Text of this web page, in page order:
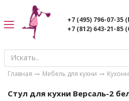
+7 (495) 796-07-35
+7 (812) 643-21-85
Главная Мебель для кухни
Стул для кухни Версаль-2